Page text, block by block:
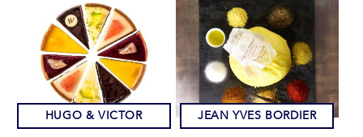
HUGO & VICTOR JEAN YVES BORDIER